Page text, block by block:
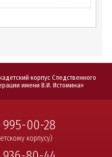
корпус Следственного
имени В.И. Истомина»
995-00-28
корпусу)